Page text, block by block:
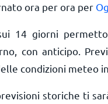
ora per ora per
14 giorni
con anticipo.
condizioni meteo
storiche ti